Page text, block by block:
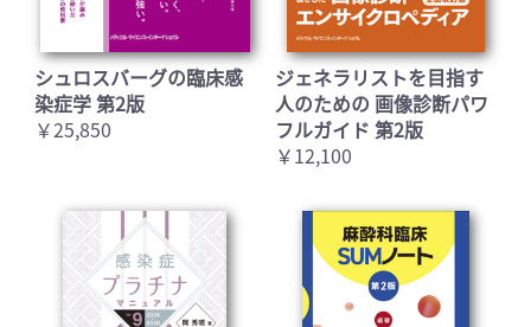
シュロスバーグの臨床感
染症学 第2版
￥25,850
ジェネラリストを目指す
人のための 画像診断パワ
フルガイド 第2版
￥12,100